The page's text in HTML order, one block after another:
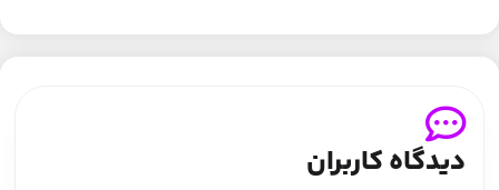
دیدگاه کاربران